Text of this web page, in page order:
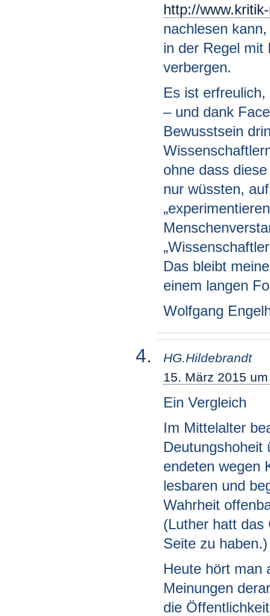
http://
nachlesen
in der Regel mit
verbergen.
Es ist
– und dank
Bewusstsein
ohne dass
nur wüssten,
Das bleibt
einem langen
Wolfgang
HG.Hildebrandt
15. März 2015
Ein Vergleich
Im Mittelalter
Deutungshoheit
endeten wegen
lesbaren und
Wahrheit
(Luther hatt das
Seite zu haben.)
Heute hört man
Meinungen
die